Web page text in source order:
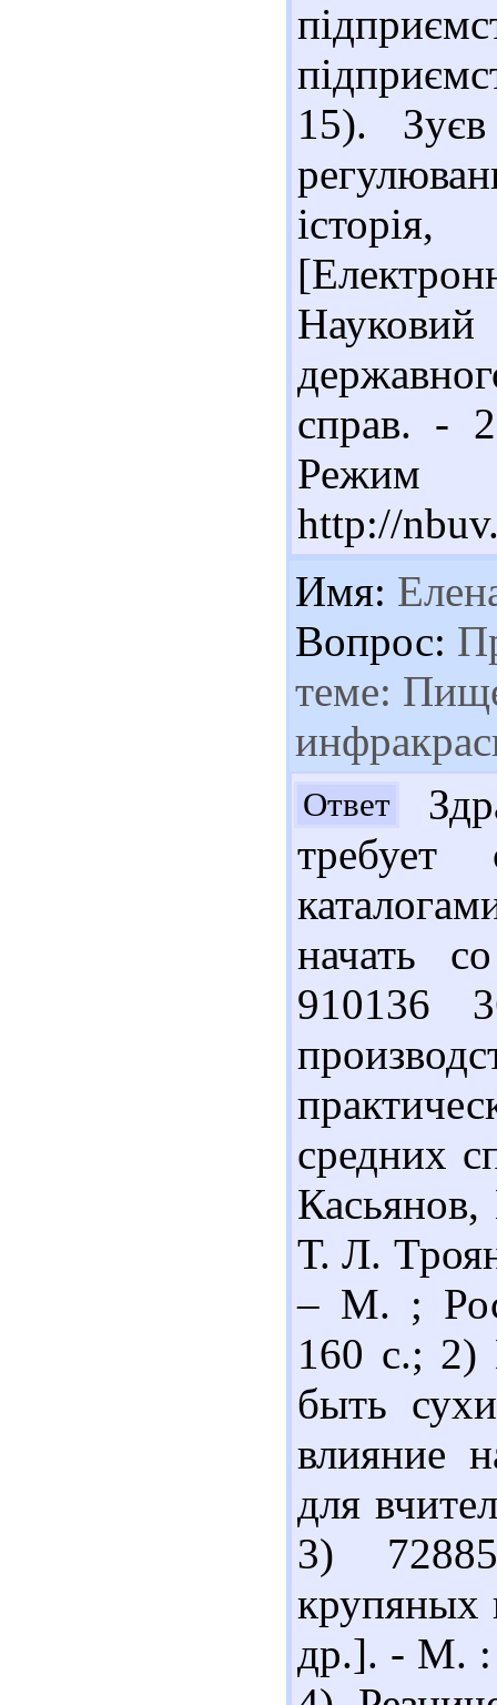
15).
справ. -
http://
Имя:
Вопрос:
теме:
Ответ
требует
начать
910136
средних
Т. Л.
– М. ;
160 с.;
быть
влияние
для
3)
крупяных
др.]. - М. :